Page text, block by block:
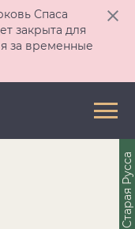
Спаса
закрыта для
за временные
Старая Русса